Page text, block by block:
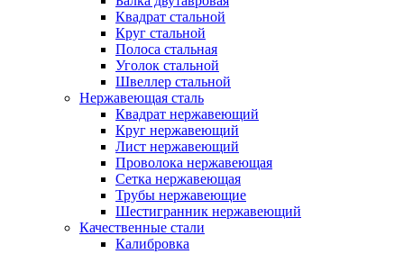
Квадрат стальной
Круг стальной
Полоса стальная
Уголок стальной
Швеллер стальной
Нержавеющая сталь
Квадрат нержавеющий
Круг нержавеющий
Лист нержавеющий
Проволока нержавеющая
Сетка нержавеющая
Трубы нержавеющие
Шестигранник нержавеющий
Качественные стали
Калибровка